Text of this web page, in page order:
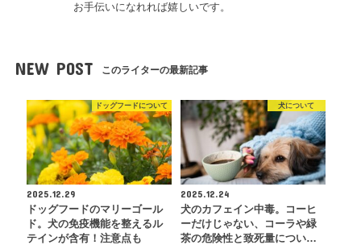
お手伝いになれれば嬉しいです。
NEW POST このライターの最新記事
ドッグフードについて
2025.12.29
ドッグフードのマリーゴール
ド。犬の免疫機能を整えるル
テインが含有！注意点も
犬について
2025.12.24
犬のカフェイン中毒。コーヒ
ーだけじゃない、コーラや緑
茶の危険性と致死量につい…